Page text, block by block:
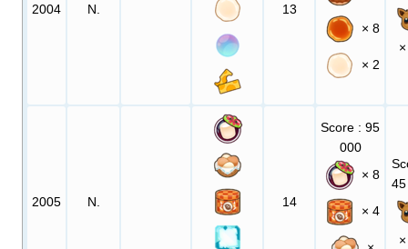
2004 N. 13
× 8
× 2
2005 N. 14
Score : 95
000
× 8
× 4